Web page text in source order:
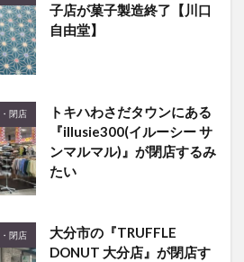
子店が菓子製造終了【川口
自由堂】
閉店
トキハわさだタウンにある
『illusie300(イルーシー サ
ンマルマル)』が閉店するみ
たい
閉店
大分市の『TRUFFLE
DONUT 大分店』が閉店す